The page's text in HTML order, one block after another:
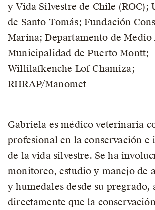
y Vida Silvestre de Chile (ROC);
de Santo Tomás; Fundación
Marina; Departamento de
Municipalidad de Puerto Montt;
Willilafkenche Lof Chamiza;
RHRAP/Manomet
Gabriela es médico veterinaria
profesional en la conservación e
de la vida silvestre. Se ha
monitoreo, estudio y manejo de
y humedales desde su pregrado,
directamente que la